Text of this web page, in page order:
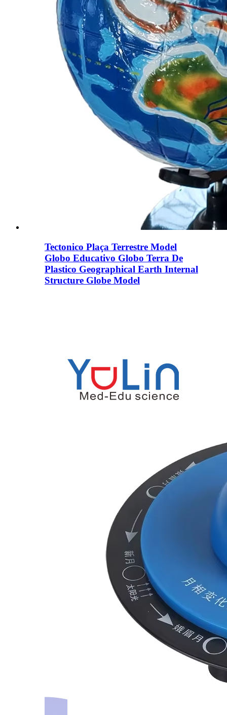
Tectonico Plaça Terrestre Model
Globo Educativo Globo Terra De
Plastico Geographical Earth Internal
Structure Globe Model